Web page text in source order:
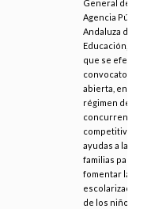
General de la
Agencia Pública
Andaluza de
Educación, por
que se efectúa
convocatoria
abierta, en
régimen de
concurrencia
competitiva, de
ayudas a las
familias para
fomentar la
escolarización
de los niños y